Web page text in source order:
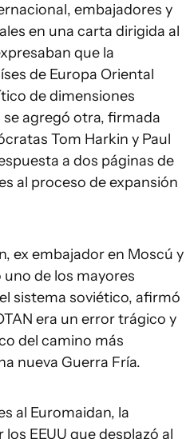
embajadores y
en una carta dirigida al
que la
de Europa Oriental
de dimensiones
se agregó otra, firmada
Tom Harkin y Paul
a dos páginas de
al proceso de expansión
ex embajador en Moscú y
de los mayores
sistema soviético, afirmó
era un error trágico y
del camino más
nueva Guerra Fría.
al Euromaidan, la
EEUU que desplazó al